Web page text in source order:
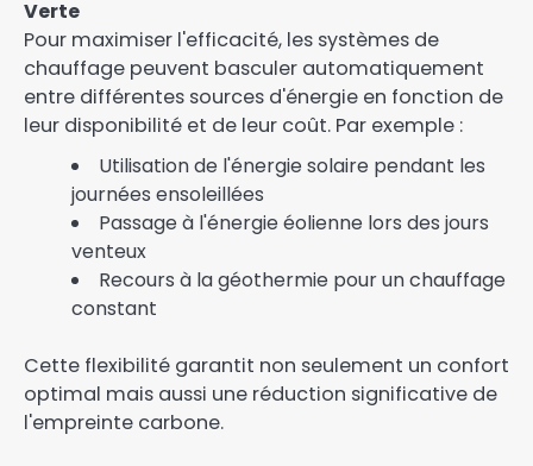
Verte
Pour maximiser l'efficacité, les systèmes de
chauffage peuvent basculer automatiquement
entre différentes sources d'énergie en fonction de
leur disponibilité et de leur coût. Par exemple :
Utilisation de l'énergie solaire pendant les
journées ensoleillées
Passage à l'énergie éolienne lors des jours
venteux
Recours à la géothermie pour un chauffage
constant
Cette flexibilité garantit non seulement un confort
optimal mais aussi une réduction significative de
l'empreinte carbone.